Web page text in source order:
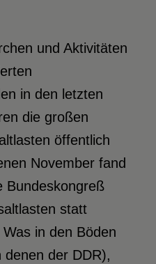
und Aktivitäten
in den letzten
die großen
öffentlich
November fand
Bundeskongreß
statt
in den Böden
denen der DDR),